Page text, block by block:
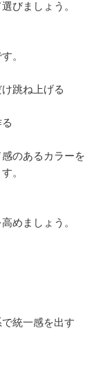
びましょう。
。
跳ね上げる
のあるカラーを
。
めましょう。
統一感を出す